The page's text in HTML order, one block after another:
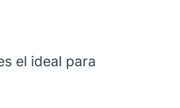
el ideal para